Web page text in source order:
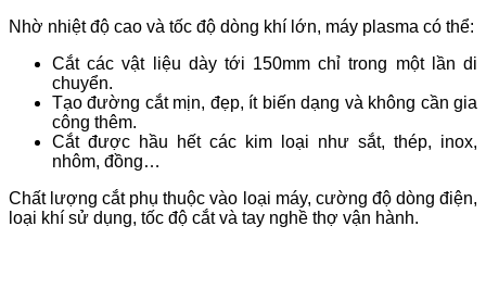
Nhờ nhiệt độ cao và tốc độ dòng khí lớn, máy plasma có thể:
Cắt các vật liệu dày tới 150mm chỉ trong một lần di
chuyển.
Tạo đường cắt mịn, đẹp, ít biến dạng và không cần gia
công thêm.
Cắt được hầu hết các kim loại như sắt, thép, inox,
nhôm, đồng…
Chất lượng cắt phụ thuộc vào loại máy, cường độ dòng điện,
loại khí sử dụng, tốc độ cắt và tay nghề thợ vận hành.